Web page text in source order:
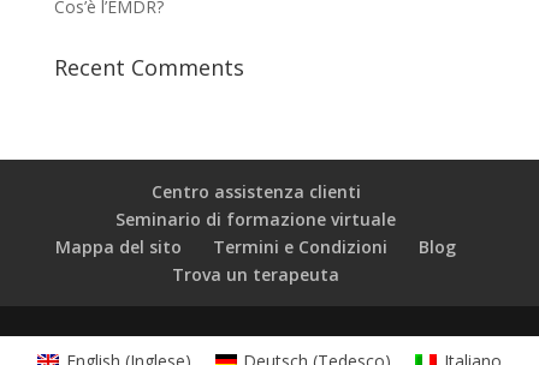
Cos’è l’EMDR?
Recent Comments
Centro assistenza clienti
Seminario di formazione virtuale
Mappa del sito
Termini e Condizioni
Blog
Trova un terapeuta